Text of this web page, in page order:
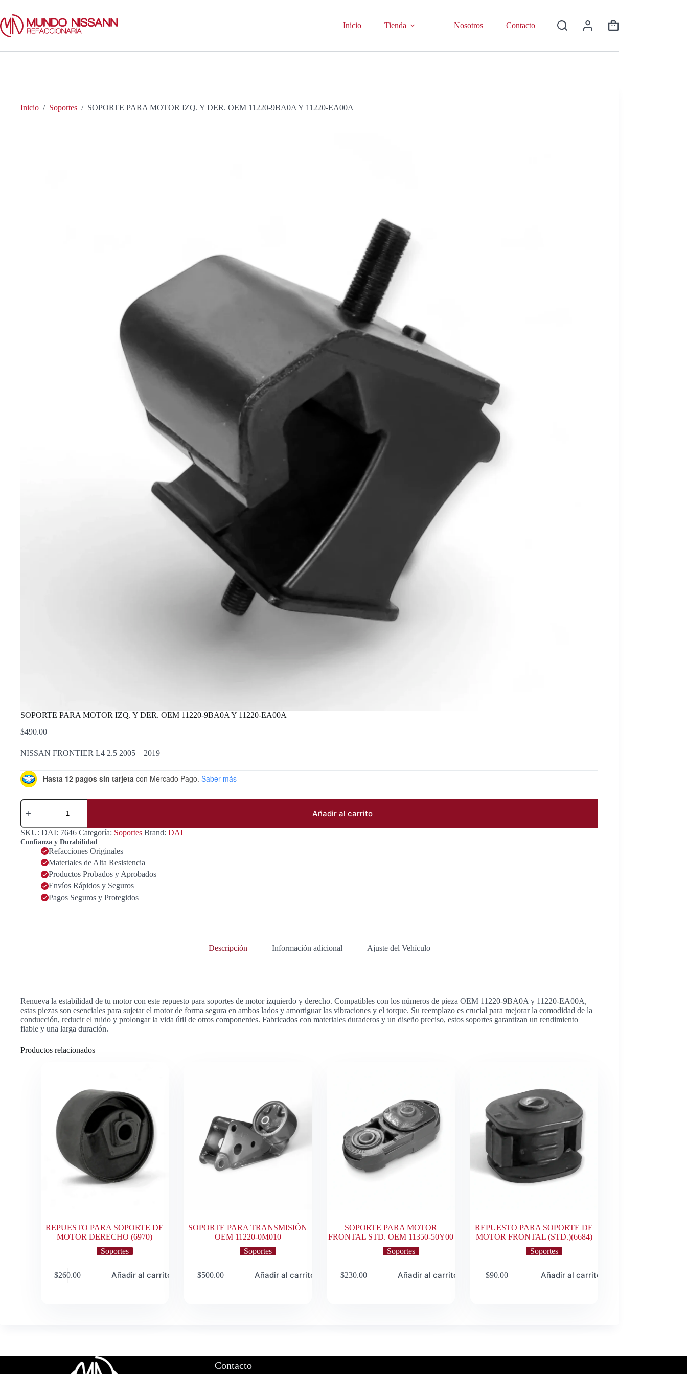
contenido
Inicio Tienda Nosotros Contacto
Shopping
Inicio / Soportes / SOPORTE PARA MOTOR IZQ. Y DER. OEM 11220-9BA0A Y 11220-EA00A
SOPORTE PARA MOTOR IZQ. Y DER. OEM 11220-9BA0A Y 11220-EA00A
$490.00
NISSAN FRONTIER L4 2.5 2005 – 2019
Hasta 12 pagos sin tarjeta con Mercado Pago. Saber más
SOPORTE
PARA
IZQ.
Y
DER.
11220-
9BA0A
11220-
EA00A
Añadir al carrito
SKU: DAI: 7646 Categoría: Soportes Brand: DAI
Confianza y Durabilidad
Refacciones Originales
Materiales de Alta Resistencia
Productos Probados y Aprobados
Envíos Rápidos y Seguros
Pagos Seguros y Protegidos
Descripción Información adicional Ajuste del Vehículo
Renueva la estabilidad de tu motor con este repuesto para soportes de motor izquierdo y derecho. Compatibles con los números de pieza OEM 11220-9BA0A y 11220-EA00A,
estas piezas son esenciales para sujetar el motor de forma segura en ambos lados y amortiguar las vibraciones y el torque. Su reemplazo es crucial para mejorar la comodidad de la
conducción, reducir el ruido y prolongar la vida útil de otros componentes. Fabricados con materiales duraderos y un diseño preciso, estos soportes garantizan un rendimiento
fiable y una larga duración.
Productos relacionados
REPUESTO PARA SOPORTE DE
MOTOR DERECHO (6970)
Soportes
$260.00 Añadir al carrito
SOPORTE PARA TRANSMISIÓN
OEM 11220-0M010
Soportes
$500.00 Añadir al carrito
SOPORTE PARA MOTOR
FRONTAL STD. OEM 11350-50Y00
Soportes
$230.00 Añadir al carrito
REPUESTO PARA SOPORTE DE
MOTOR FRONTAL (STD.)(6684)
Soportes
$90.00 Añadir al carrito
Contacto